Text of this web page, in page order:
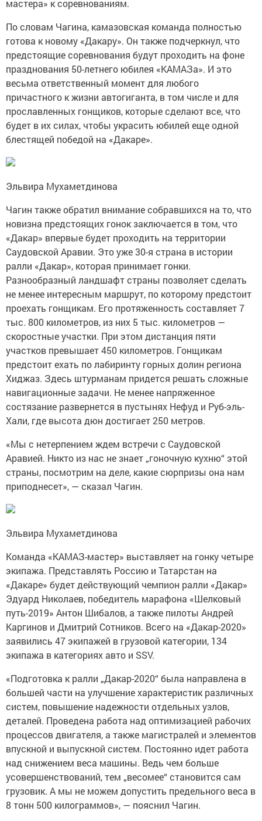
мастера» к соревнованиям.
По словам Чагина, камазовская команда полностью
готова к новому «Дакару». Он также подчеркнул, что
предстоящие соревнования будут проходить на фоне
празднования 50-летнего юбилея «КАМАЗа». И это
весьма ответственный момент для любого
причастного к жизни автогиганта, в том числе и для
прославленных гонщиков, которые сделают все, что
будет в их силах, чтобы украсить юбилей еще одной
блестящей победой на «Дакаре».
Эльвира Мухаметдинова
Чагин также обратил внимание собравшихся на то, что
новизна предстоящих гонок заключается в том, что
«Дакар» впервые будет проходить на территории
Саудовской Аравии. Это уже 30-я страна в истории
ралли «Дакар», которая принимает гонки.
Разнообразный ландшафт страны позволяет сделать
не менее интересным маршрут, по которому предстоит
проехать гонщикам. Его протяженность составляет 7
тыс. 800 километров, из них 5 тыс. километров —
скоростные участки. При этом дистанция пяти
участков превышает 450 километров. Гонщикам
предстоит ехать по лабиринту горных долин региона
Хиджаз. Здесь штурманам придется решать сложные
навигационные задачи. Не менее напряженное
состязание развернется в пустынях Нефуд и Руб-эль-
Хали, где высота дюн достигает 250 метров.
«Мы с нетерпением ждем встречи с Саудовской
Аравией. Никто из нас не знает „гоночную кухню“ этой
страны, посмотрим на деле, какие сюрпризы она нам
приподнесет», — сказал Чагин.
Эльвира Мухаметдинова
Команда «КАМАЗ-мастер» выставляет на гонку четыре
экипажа. Представлять Россию и Татарстан на
«Дакаре» будет действующий чемпион ралли «Дакар»
Эдуард Николаев, победитель марафона «Шелковый
путь-2019» Антон Шибалов, а также пилоты Андрей
Каргинов и Дмитрий Сотников. Всего на «Дакар-2020»
заявились 47 экипажей в грузовой категории, 134
экипажа в категориях авто и SSV.
«Подготовка к ралли „Дакар-2020“ была направлена в
большей части на улучшение характеристик различных
систем, повышение надежности отдельных узлов,
деталей. Проведена работа над оптимизацией рабочих
процессов двигателя, а также магистралей и элементов
впускной и выпускной систем. Постоянно идет работа
над снижением веса машины. Ведь чем больше
усовершенствований, тем „весомее“ становится сам
грузовик. А мы не можем допустить предельного веса в
8 тонн 500 килограммов», — пояснил Чагин.